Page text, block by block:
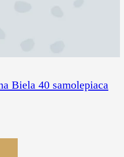
Biela 40 samolepiaca